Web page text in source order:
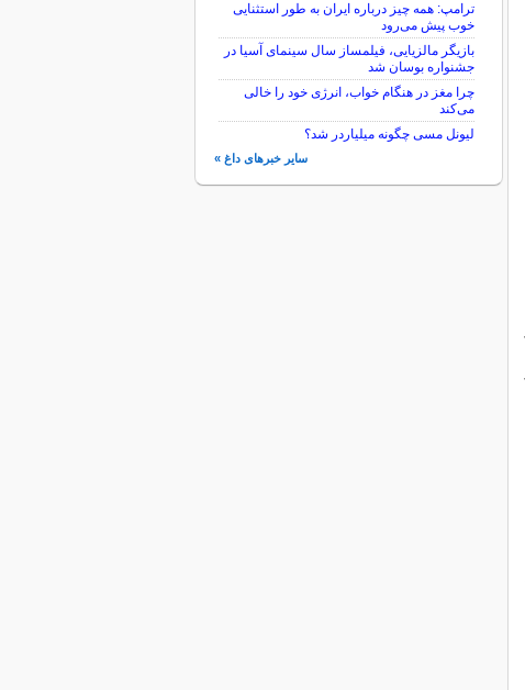
ترامپ: همه چیز درباره ایران به طور استثنایی
خوب پیش می‌رود
بازیگر مالزیایی، فیلمساز سال سینمای آسیا در
جشنواره بوسان شد
چرا مغز در هنگام خواب، انرژی خود را خالی
می‌کند
لیونل مسی چگونه میلیاردر شد؟
سایر خبرهای داغ »